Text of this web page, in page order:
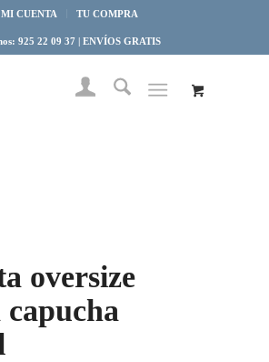
MI CUENTA TU COMPRA
925 22 09 37 | ENVÍOS GRATIS
oversize